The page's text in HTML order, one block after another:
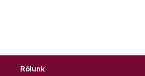
Rólunk